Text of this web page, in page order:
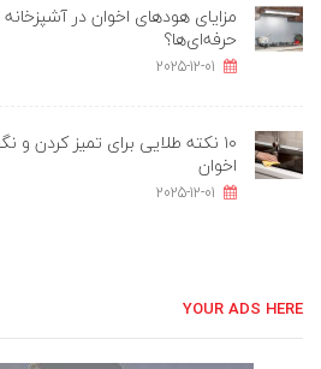
مزایای هودهای اخوان در
حرفه‌ای‌ها؟
2025-12-01
۱۰ نکته طلایی برای تمیز کردن
اخوان
2025-12-01
YOUR ADS HERE